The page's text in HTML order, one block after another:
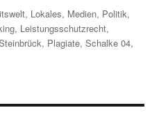
, Lokales, Medien, Politik,
, Leistungsschutzrecht,
, Plagiate,Schalke 04,